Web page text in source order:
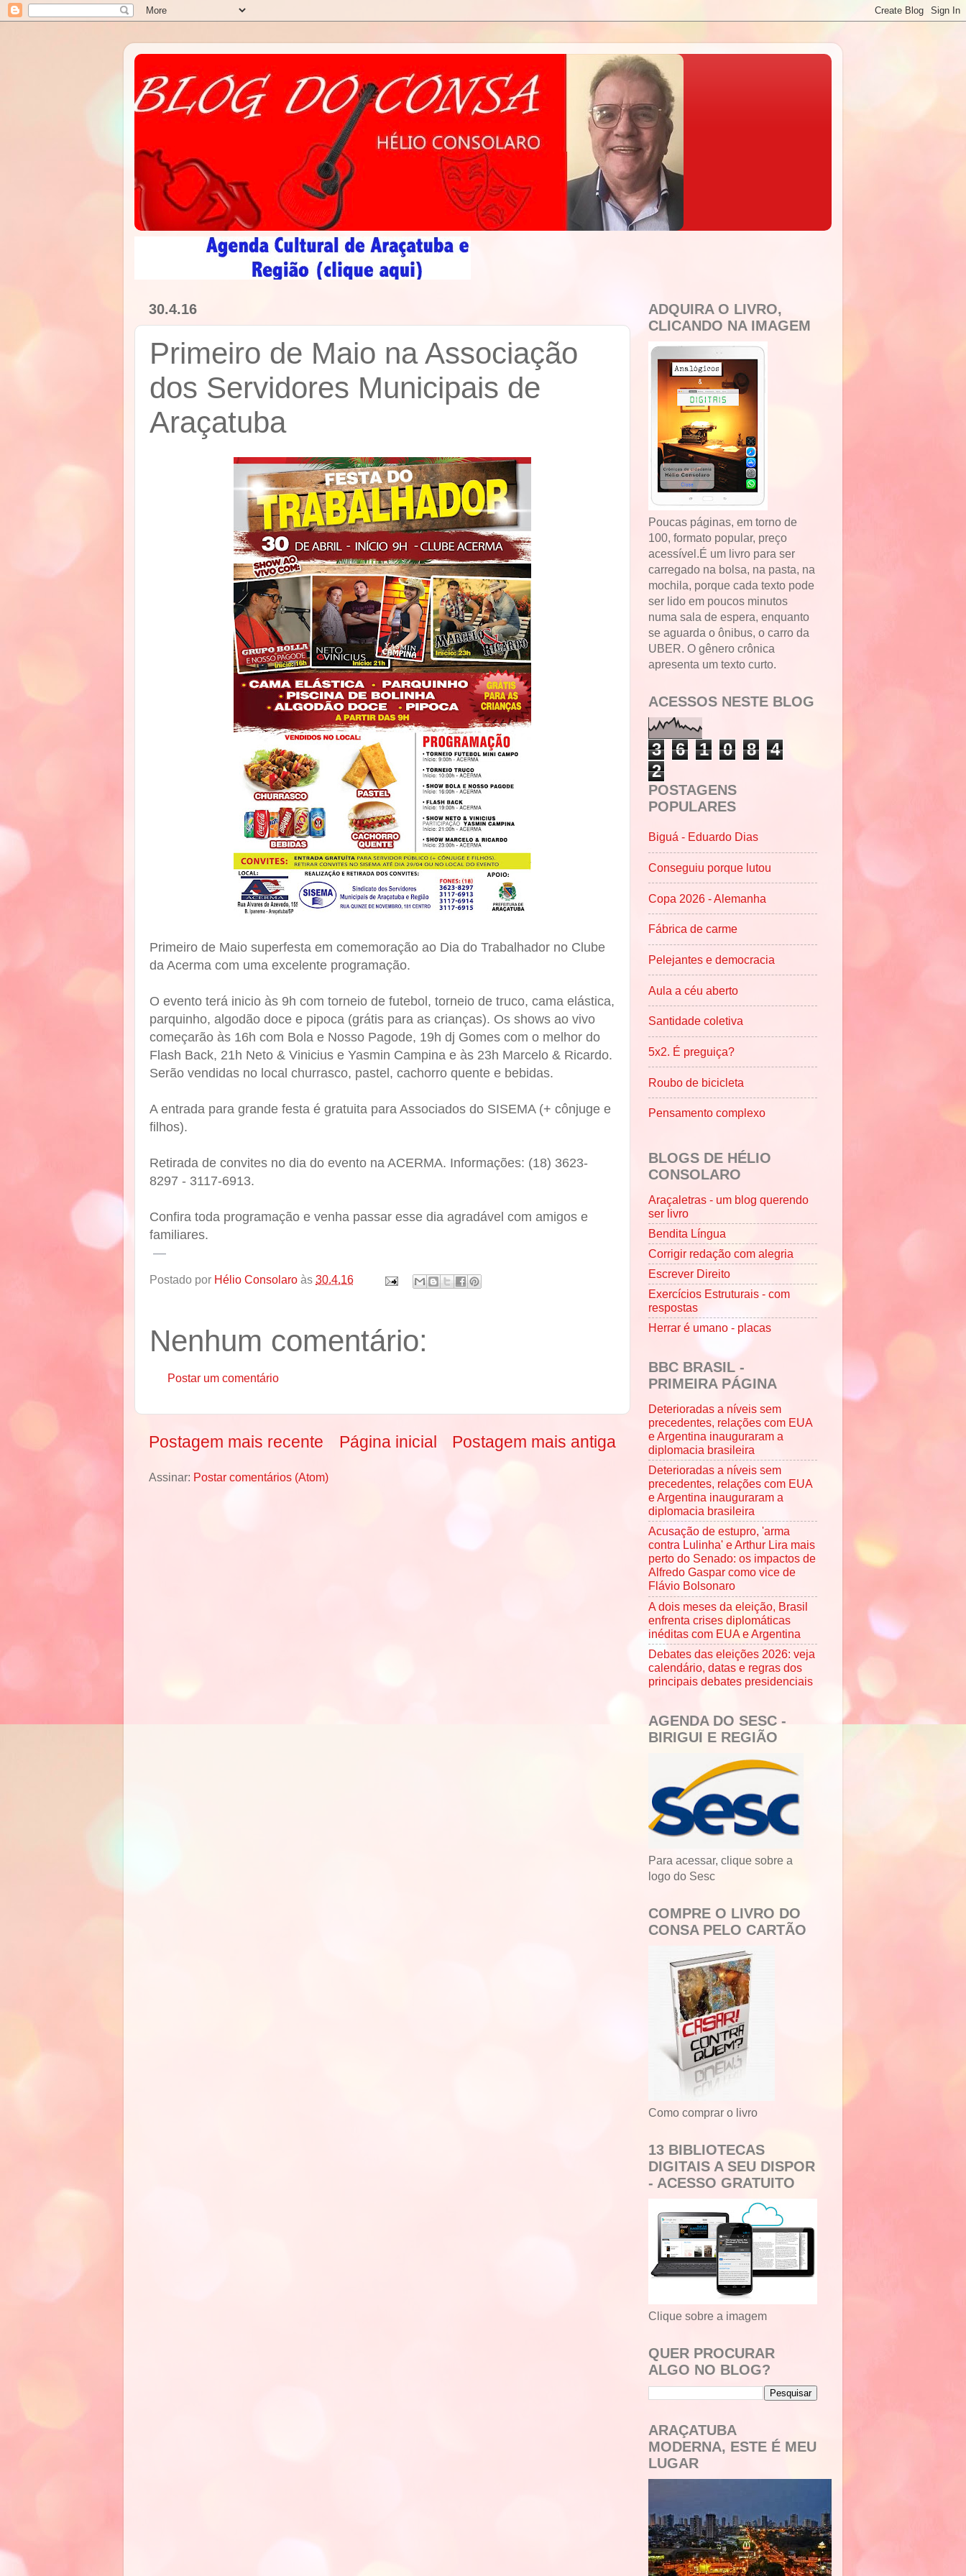
30.4.16
Primeiro de Maio na Associação
dos Servidores Municipais de
Araçatuba
Primeiro de Maio superfesta em comemoração ao Dia do Trabalhador no Clube
da Acerma com uma excelente programação.
O evento terá inicio às 9h com torneio de futebol, torneio de truco, cama elástica,
parquinho, algodão doce e pipoca (grátis para as crianças). Os shows ao vivo
começarão às 16h com Bola e Nosso Pagode, 19h dj Gomes com o melhor do
F lash Back, 21h Neto & Vinicius e Yasmin Campina e às 23h Marcelo & Ricardo.
Serão vendidas no local churrasco, pastel, cachorro quente e bebidas.
A entrada para grande festa é gratuita para Associados do SISEMA (+ cônjuge e
filhos).
Retirada de convites no dia do evento na ACERMA. Informações: (18) 3623-
8297 - 3117-6913.
Confira toda programação e venha passar esse dia agradável com amigos e
familiares.
—
Postado por Hélio Consolaro às 30.4.16
Nenhum comentário:
Postar um comentário
Postagem mais recente Postagem mais antiga
Página inicial
Assinar: Postar comentários (Atom)
ADQUIRA O LIVRO,
CLICANDO NA IMAGEM
Poucas páginas, em torno de
100, formato popular, preço
acessível.É um livro para ser
carregado na bolsa, na pasta, na
mochila, porque cada texto pode
ser lido em poucos minutos
numa sala de espera, enquanto
se aguarda o ônibus, o carro da
UBER. O gênero crônica
apresenta um texto curto.
ACESSOS NESTE BLOG
3 6 1 0 8
4
2
POSTAGENS
POPULARES
Biguá - Eduardo Dias
Conseguiu porque lutou
Copa 2026 - Alemanha
Fábrica de carme
Pelejantes e democracia
Aula a céu aberto
Santidade coletiva
5x2. É preguiça?
Roubo de bicicleta
Pensamento complexo
BLOGS DE HÉLIO
CONSOLARO
Araçaletras - um blog querendo
ser livro
Bendita Língua
Corrigir redação com alegria
Escrever Direito
Exercícios Estruturais - com
respostas
Herrar é umano - placas
BBC BRASIL -
PRIMEIRA PÁGINA
Deterioradas a níveis sem
precedentes, relações com EUA
e Argentina inauguraram a
diplomacia brasileira
Deterioradas a níveis sem
precedentes, relações com EUA
e Argentina inauguraram a
diplomacia brasileira
Acusação de estupro, 'arma
contra Lulinha' e Arthur Lira mais
perto do Senado: os impactos de
Alfredo Gaspar como vice de
Flávio Bolsonaro
A dois meses da eleição, Brasil
enfrenta crises diplomáticas
inéditas com EUA e Argentina
Debates das eleições 2026: veja
calendário, datas e regras dos
principais debates presidenciais
AGENDA DO SESC -
BIRIGUI E REGIÃO
Para acessar, clique sobre a
logo do Sesc
COMPRE O LIVRO DO
CONSA PELO CARTÃO
Como comprar o livro
13 BIBLIOTECAS
DIGITAIS A SEU DISPOR
- ACESSO GRATUITO
Clique sobre a imagem
QUER PROCURAR
ALGO NO BLOG?
ARAÇATUBA
MODERNA, ESTE É MEU
LUGAR